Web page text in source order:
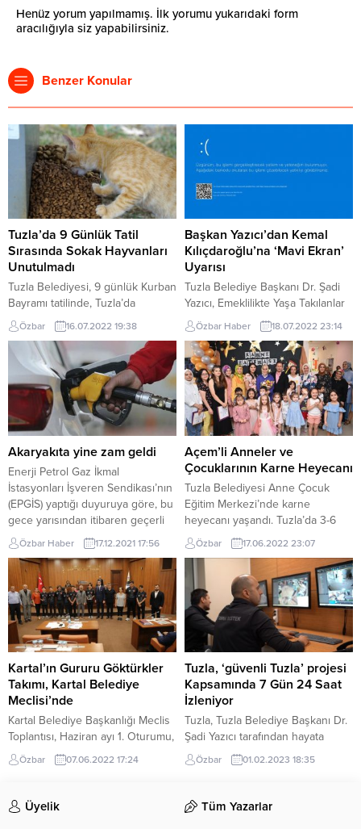
Henüz yorum yapılmamış. İlk yorumu yukarıdaki form
aracılığıyla siz yapabilirsiniz.
Benzer Konular
Tuzla’da 9 Günlük Tatil
Sırasında Sokak Hayvanları
Unutulmadı
Tuzla Belediyesi, 9 günlük Kurban
Bayramı tatilinde, Tuzla’da
yaşayan minik dostları
unutmayarak seferberlik başlattı.
Ekipler her gün ilçe genelinde
bulunan tüm mamamatik ve su
kaplarını doldurarak minik dostları
unutmadı. Cumhurbaşkanı Recep
Tayyip Erdoğan’ın Kabine
Toplantısı sonrasında Kurban
Bayramı tatilinin 9 gün olduğunu
açıklamasının ardından Tuzla’da
Sokak hayvanları için seferberlik
başlatıldı....
Özbar 16.07.2022 19:38
Başkan Yazıcı’dan Kemal
Kılıçdaroğlu’na ‘Mavi Ekran’
Uyarısı
Tuzla Belediye Başkanı Dr. Şadi
Yazıcı, Emeklilikte Yaşa Takılanlar
(EYT) ile ilgili sosyal medya
paylaşımı yapan Cumhuriyet Halk
Partisi Genel Başkanı Kemal
Kılıçdaroğlu’na ‘Mavi ekran verdi’
temalı cevap verdi. Başkan
Yazıcı’nın paylaşımında EYT ile
ilgili yetki ve yeteneğin CHP
liderinde olmadığı vurgulanırken,
paylaşım içerisinde sorunu
çözebilecek yetkili için bir
barkod...
Özbar Haber 18.07.2022 23:14
Akaryakıta yine zam geldi
Enerji Petrol Gaz İkmal
İstasyonları İşveren Sendikası’nın
(EPGİS) yaptığı duyuruya göre, bu
gece yarısından itibaren geçerli
olacak şekilde benzinin litre satış
fiyatına 69 kuruş, motorinin litre
satış fiyatına 1 lira 14 kuruş,
otogazın litre satış fiyatına 70
kuruş zam yapıldı. Fiyat artışının
ardından benzinin litre satış fiyatı
İstanbul’da ortalama 10,90 liradan
11,59...
Özbar Haber 17.12.2021 17:56
Açem’li Anneler ve
Çocuklarının Karne Heyecanı
Tuzla Belediyesi Anne Çocuk
Eğitim Merkezi’nde karne
heyecanı yaşandı. Tuzla’da 3-6
yaş arasındaki çocukların kişisel
gelişime katkı sağlanması ve
çocuklarını kursa getiren
annelerin de kendi alanlarında
seçtikleri konular üzerine
eğitimler alabildikleri Tuzla
Belediyesi Anne Çocuk Eğitim
Merkezi’nde karne heyecanı
yaşandı. Tuzla Belediye Başkanı
Dr. Şadi Yazıcı tarafından 2014
yılında eğitimlerine...
Özbar 17.06.2022 23:07
Kartal’ın Gururu Göktürkler
Takımı, Kartal Belediye
Meclisi’nde
Kartal Belediye Başkanlığı Meclis
Toplantısı, Haziran ayı 1. Oturumu,
Kartal Belediye Başkanı Gökhan
Yüksel’in öncülüğünde
Belediyesi’nin desteğiyle,
Amerika Birleşik Devletleri
Özbar 07.06.2022 17:24
Tuzla, ‘güvenli Tuzla’ projesi
Kapsamında 7 Gün 24 Saat
İzleniyor
Tuzla, Tuzla Belediye Başkanı Dr.
Şadi Yazıcı tarafından hayata
geçirilen ‘Güvenli Tuzla’ projesi
kapsamında 7 gün 24 saat bin
kapsamında, Tuzla’da
oluşabilecek herhangi olumsuz
Özbar 01.02.2023 18:35
Üyelik Tüm Yazarlar